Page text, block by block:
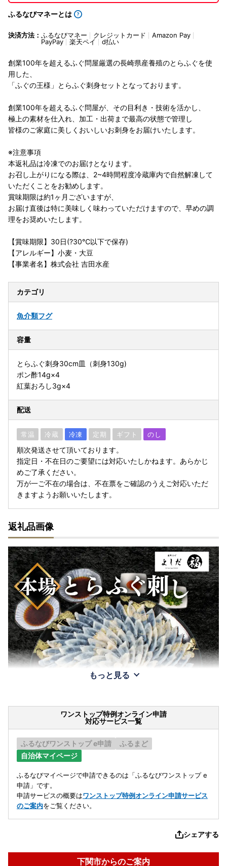
ふるなびマネーとは
決済方法： ふるなびマネー クレジットカード
Amazon Pay
PayPay
楽天ペイ d払い
創業100年を超えるふぐ問屋厳選の長崎県産養殖のとらふぐを使
用した、
「ふぐの王様」とらふぐ刺身セットとなっております。
創業100年を超えるふぐ問屋が、その目利き・技術を活かし、
極上の素材を仕入れ、加工・出荷まで最高の状態で管理し
皆様のご家庭に美しくおいしいお刺身をお届けいたします。
※注意事項
本返礼品は冷凍でのお届けとなります。
お召し上がりになる際は、2~4時間程度冷蔵庫内で自然解凍して
いただくことをお勧めします。
賞味期限は約1ヶ月ございますが、
お届け直後は特に美味しく味わっていただけますので、早めの調
理をお奨めいたします。
【賞味期限】30日(?30℃以下で保存)
【アレルギー】小麦・大豆
【事業者名】株式会社 吉田水産
カテゴリ
魚介類フグ
容量
とらふぐ刺身30cm皿（刺身130g)
ポン酢14g×4
紅葉おろし3g×4
配送
常温 冷蔵 冷凍 定期 ギフト のし
順次発送させて頂いております。
指定日・不在日のご要望には対応いたしかねます。あらかじ
めご了承ください。
万が一ご不在の場合は、不在票をご確認のうえご対応いただ
きますようお願いいたします。
返礼品画像
もっと見る
ワンストップ特例オンライン申請
対応サービス一覧
ふるなびワンストップ e申請
ふるまど
自治体マイページ
ふるなびマイページで申請できるのは「ふるなびワンストップ e
申請」です。
申請サービスの概要はワンストップ特例オンライン申請サービス
のご案内をご覧ください。
シェアする
下関市からのご案内